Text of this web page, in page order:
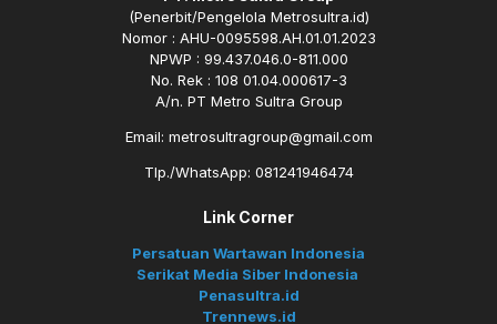
(Penerbit/Pengelola Metrosultra.id)
Nomor : AHU-0095598.AH.01.01.2023
NPWP : 99.437.046.0-811.000
No. Rek : 108 01.04.000617-3
A/n. PT Metro Sultra Group
Email: metrosultragroup@gmail.com
Tlp./WhatsApp: 081241946474
Link Corner
Persatuan Wartawan Indonesia
Serikat Media Siber Indonesia
Penasultra.id
Trennews.id